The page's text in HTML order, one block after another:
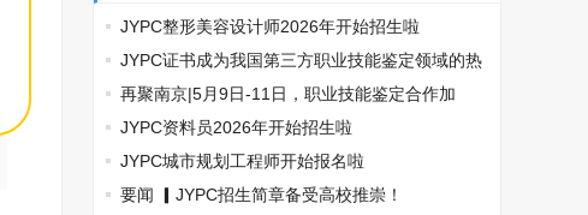
JYPC整形美容设计师2026年开始招生啦
​JYPC证书成为我国第三方职业技能鉴定领域的热
门话题
再聚南京|5月9日-11日，职业技能鉴定合作加
盟，南京国际展览中心见！
JYPC资料员2026年开始招生啦
JYPC城市规划工程师开始报名啦
要闻 ▎JYPC招生简章备受高校推崇！